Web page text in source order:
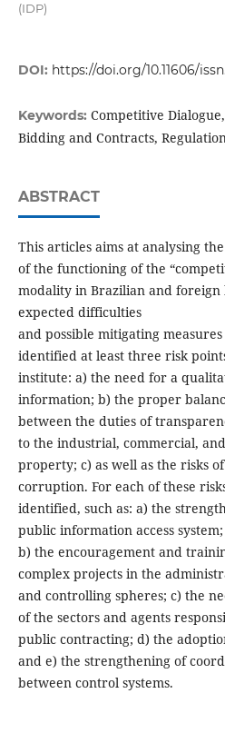
(IDP)
DOI: https://doi.org/10.11606/
Keywords: Competitive
Bidding and Contracts,
ABSTRACT
This articles aims at analysing
of the functioning of the
modality in Brazilian and foreign
expected difficulties
and possible mitigating
identified at least three risk
institute: a) the need for a
information; b) the proper
between the duties of
to the industrial, commercial,
property; c) as well as the risks
corruption. For each of these
identified, such as: a) the
public information access system;
b) the encouragement and
complex projects in the
and controlling spheres; c) the
of the sectors and agents
public contracting; d) the
and e) the strengthening of
between control systems.